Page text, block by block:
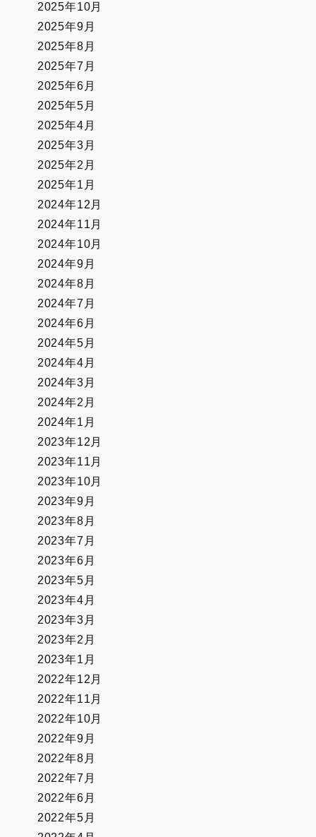
2025年10月
2025年9月
2025年8月
2025年7月
2025年6月
2025年5月
2025年4月
2025年3月
2025年2月
2025年1月
2024年12月
2024年11月
2024年10月
2024年9月
2024年8月
2024年7月
2024年6月
2024年5月
2024年4月
2024年3月
2024年2月
2024年1月
2023年12月
2023年11月
2023年10月
2023年9月
2023年8月
2023年7月
2023年6月
2023年5月
2023年4月
2023年3月
2023年2月
2023年1月
2022年12月
2022年11月
2022年10月
2022年9月
2022年8月
2022年7月
2022年6月
2022年5月